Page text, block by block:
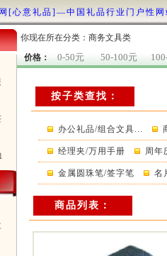
[心意礼品]—中国礼品行业门户性网
你现在所在分类：商务文具类
价格：
0-50元 50-100元
按子类查找：
办公礼品/组合文具...
经理夹/万用手册 周年
金属圆珠笔/签字笔 名
商品列表：